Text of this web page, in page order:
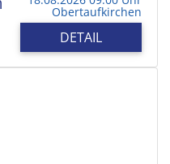
Obertaufkirchen
DETAIL